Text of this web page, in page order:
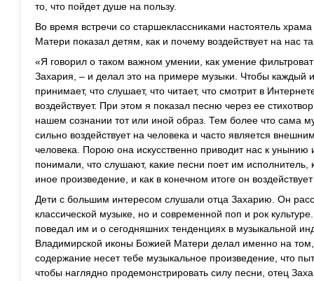
то, что пойдет душе на пользу.
Во время встречи со старшеклассниками настоятель
Матери показал детям, как и почему воздействует на нас
«Я говорил о таком важном умении, как умение
Захария, – и делал это на примере музыки. Чтобы каждый
принимает, что слушает, что читает, что смотрит в
воздействует. При этом я показал песню через ее
нашем сознании тот или иной образ. Тем более что сама
сильно воздействует на человека и часто является
человека. Порою она искусственно приводит нас к
понимали, что слушают, какие песни поет им исполнитель,
иное произведение, и как в конечном итоге он
Дети с большим интересом слушали отца Захарию. Он
классической музыке, но и современной поп и рок
поведал им и о сегодняшних тенденциях в музыкальной
Владимирской иконы Божией Матери делал именно на том,
содержание несет тебе музыкальное произведение, что
чтобы наглядно продемонстрировать силу песни, отец